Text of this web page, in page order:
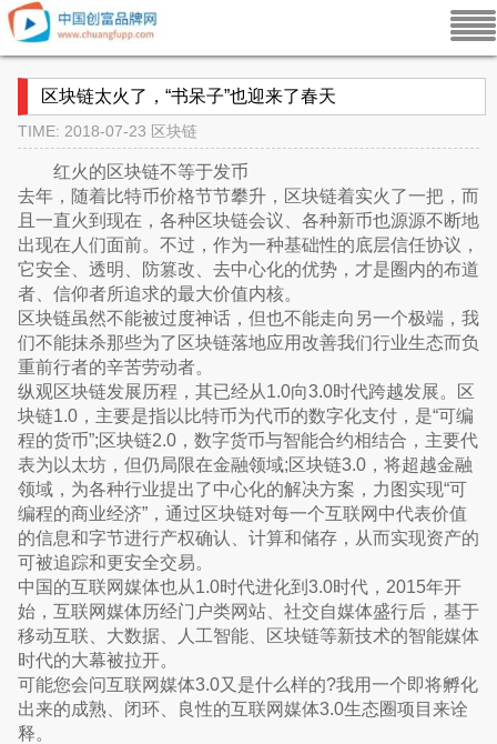
区块链太火了，“书呆子”也迎来了春天
TIME: 2018-07-23 区块链
红火的区块链不等于发币
去年，随着比特币价格节节攀升，区块链着实火了一把，而
且一直火到现在，各种区块链会议、各种新币也源源不断地
出现在人们面前。不过，作为一种基础性的底层信任协议，
它安全、透明、防篡改、去中心化的优势，才是圈内的布道
者、信仰者所追求的最大价值内核。
区块链虽然不能被过度神话，但也不能走向另一个极端，我
们不能抹杀那些为了区块链落地应用改善我们行业生态而负
重前行者的辛苦劳动者。
纵观区块链发展历程，其已经从1.0向3.0时代跨越发展。区
块链1.0，主要是指以比特币为代币的数字化支付，是“可编
程的货币”;区块链2.0，数字货币与智能合约相结合，主要代
表为以太坊，但仍局限在金融领域;区块链3.0，将超越金融
领域，为各种行业提出了中心化的解决方案，力图实现“可
编程的商业经济”，通过区块链对每一个互联网中代表价值
的信息和字节进行产权确认、计算和储存，从而实现资产的
可被追踪和更安全交易。
中国的互联网媒体也从1.0时代进化到3.0时代，2015年开
始，互联网媒体历经门户类网站、社交自媒体盛行后，基于
移动互联、大数据、人工智能、区块链等新技术的智能媒体
时代的大幕被拉开。
可能您会问互联网媒体3.0又是什么样的?我用一个即将孵化
出来的成熟、闭环、良性的互联网媒体3.0生态圈项目来诠
释。